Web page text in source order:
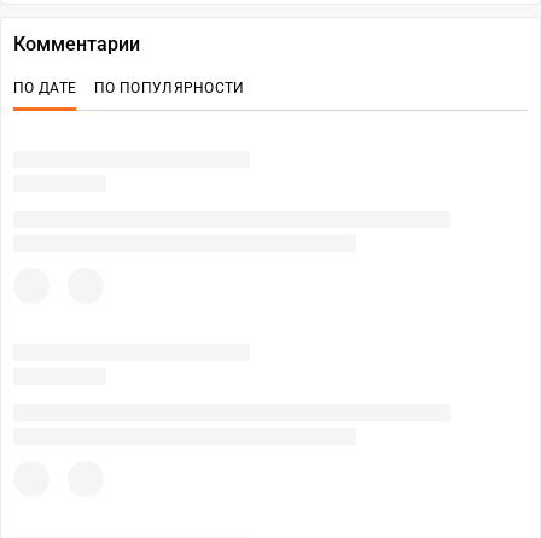
Комментарии
ПО ДАТЕ ПО ПОПУЛЯРНОСТИ